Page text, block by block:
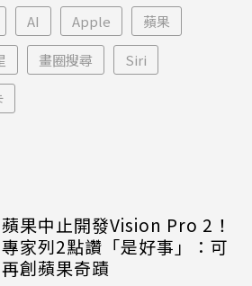
AI Apple 蘋果
畫圈搜尋 Siri
蘋果中止開發Vision Pro 2！
專家列2點讚「是好事」：可
再創蘋果奇蹟